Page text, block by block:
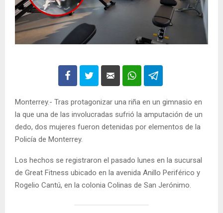
Monterrey.- Tras protagonizar una riña en un gimnasio en
la que una de las involucradas sufrió la amputación de un
dedo, dos mujeres fueron detenidas por elementos de la
Policía de Monterrey.
Los hechos se registraron el pasado lunes en la sucursal
de Great Fitness ubicado en la avenida Anillo Periférico y
Rogelio Cantú, en la colonia Colinas de San Jerónimo.